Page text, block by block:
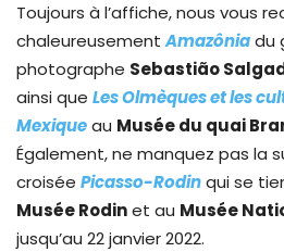
Toujours à l’affiche, nous vous
chaleureusementAmazôniadu
photographe Sebastião
ainsi que Les Olmèques et les
Mexiqueau Musée du quai
Également, ne manquez pas la
croisée Picasso-Rodinqui se
Musée Rodinet au Musée
jusqu’au 22 janvier 2022.